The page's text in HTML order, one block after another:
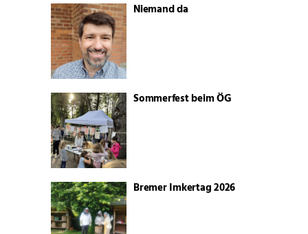
Niemand da
Sommerfest beim ÖG
Bremer Imkertag 2026